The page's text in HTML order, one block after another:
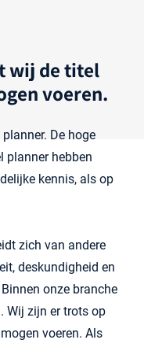
wij de titel
voeren.
De hoge
planner hebben
kennis, als op
zich van andere
deskundigheid en
onze branche
Wij zijn er trots op
voeren. Als